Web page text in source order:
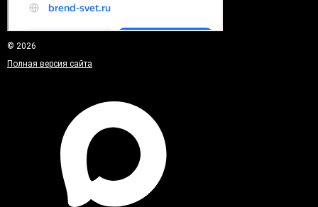
© 2026
Полная версия сайта